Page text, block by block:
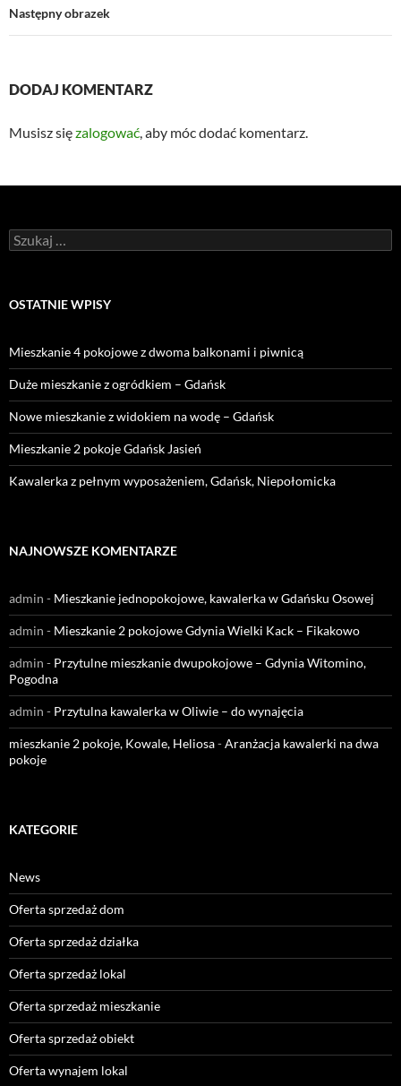
Następny obrazek
DODAJ KOMENTARZ
Musisz sięzalogować, aby móc dodać komentarz.
Szukaj:
OSTATNIE WPISY
Mieszkanie 4 pokojowe z dwoma balkonami i piwnicą
Duże mieszkanie z ogródkiem – Gdańsk
Nowe mieszkanie z widokiem na wodę – Gdańsk
Mieszkanie 2 pokoje Gdańsk Jasień
Kawalerka z pełnym wyposażeniem, Gdańsk, Niepołomicka
NAJNOWSZE KOMENTARZE
admin - Mieszkanie jednopokojowe, kawalerka w Gdańsku Osowej
admin - Mieszkanie 2 pokojowe Gdynia Wielki Kack – Fikakowo
admin - Przytulne mieszkanie dwupokojowe – Gdynia Witomino,
Pogodna
admin - Przytulna kawalerka w Oliwie – do wynajęcia
mieszkanie 2 pokoje, Kowale, Heliosa-Aranżacja kawalerki na dwa
pokoje
KATEGORIE
News
Oferta sprzedaż dom
Oferta sprzedaż działka
Oferta sprzedaż lokal
Oferta sprzedaż mieszkanie
Oferta sprzedaż obiekt
Oferta wynajem lokal